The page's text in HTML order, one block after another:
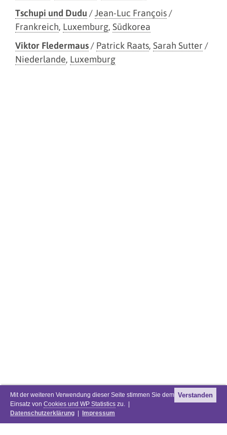
Mit der weiteren Verwendung dieser Seite stimmen Sie dem
Einsatz von Cookies und WP Statistics zu. |
Datenschutzerklärung
Impressum
Verstanden
Tschupi und Dudu /Jean-Luc François/
Frankreich, Luxemburg, Südkorea
Viktor Fledermaus/ Patrick Raats, Sarah Sutter /
Niederlande, Luxemburg